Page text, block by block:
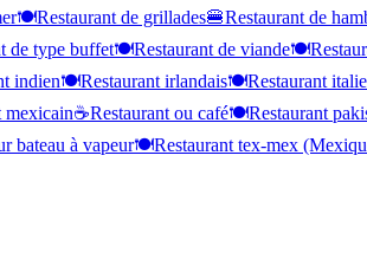
🍽️Restaurant de grillades🍔Restaurant de
de type buffet🍽️Restaurant de viande🍽️
indien🍽️Restaurant irlandais🍽️Restaurant
mexicain☕Restaurant ou café🍽️Restaurant
bateau à vapeur🍽️Restaurant tex-mex